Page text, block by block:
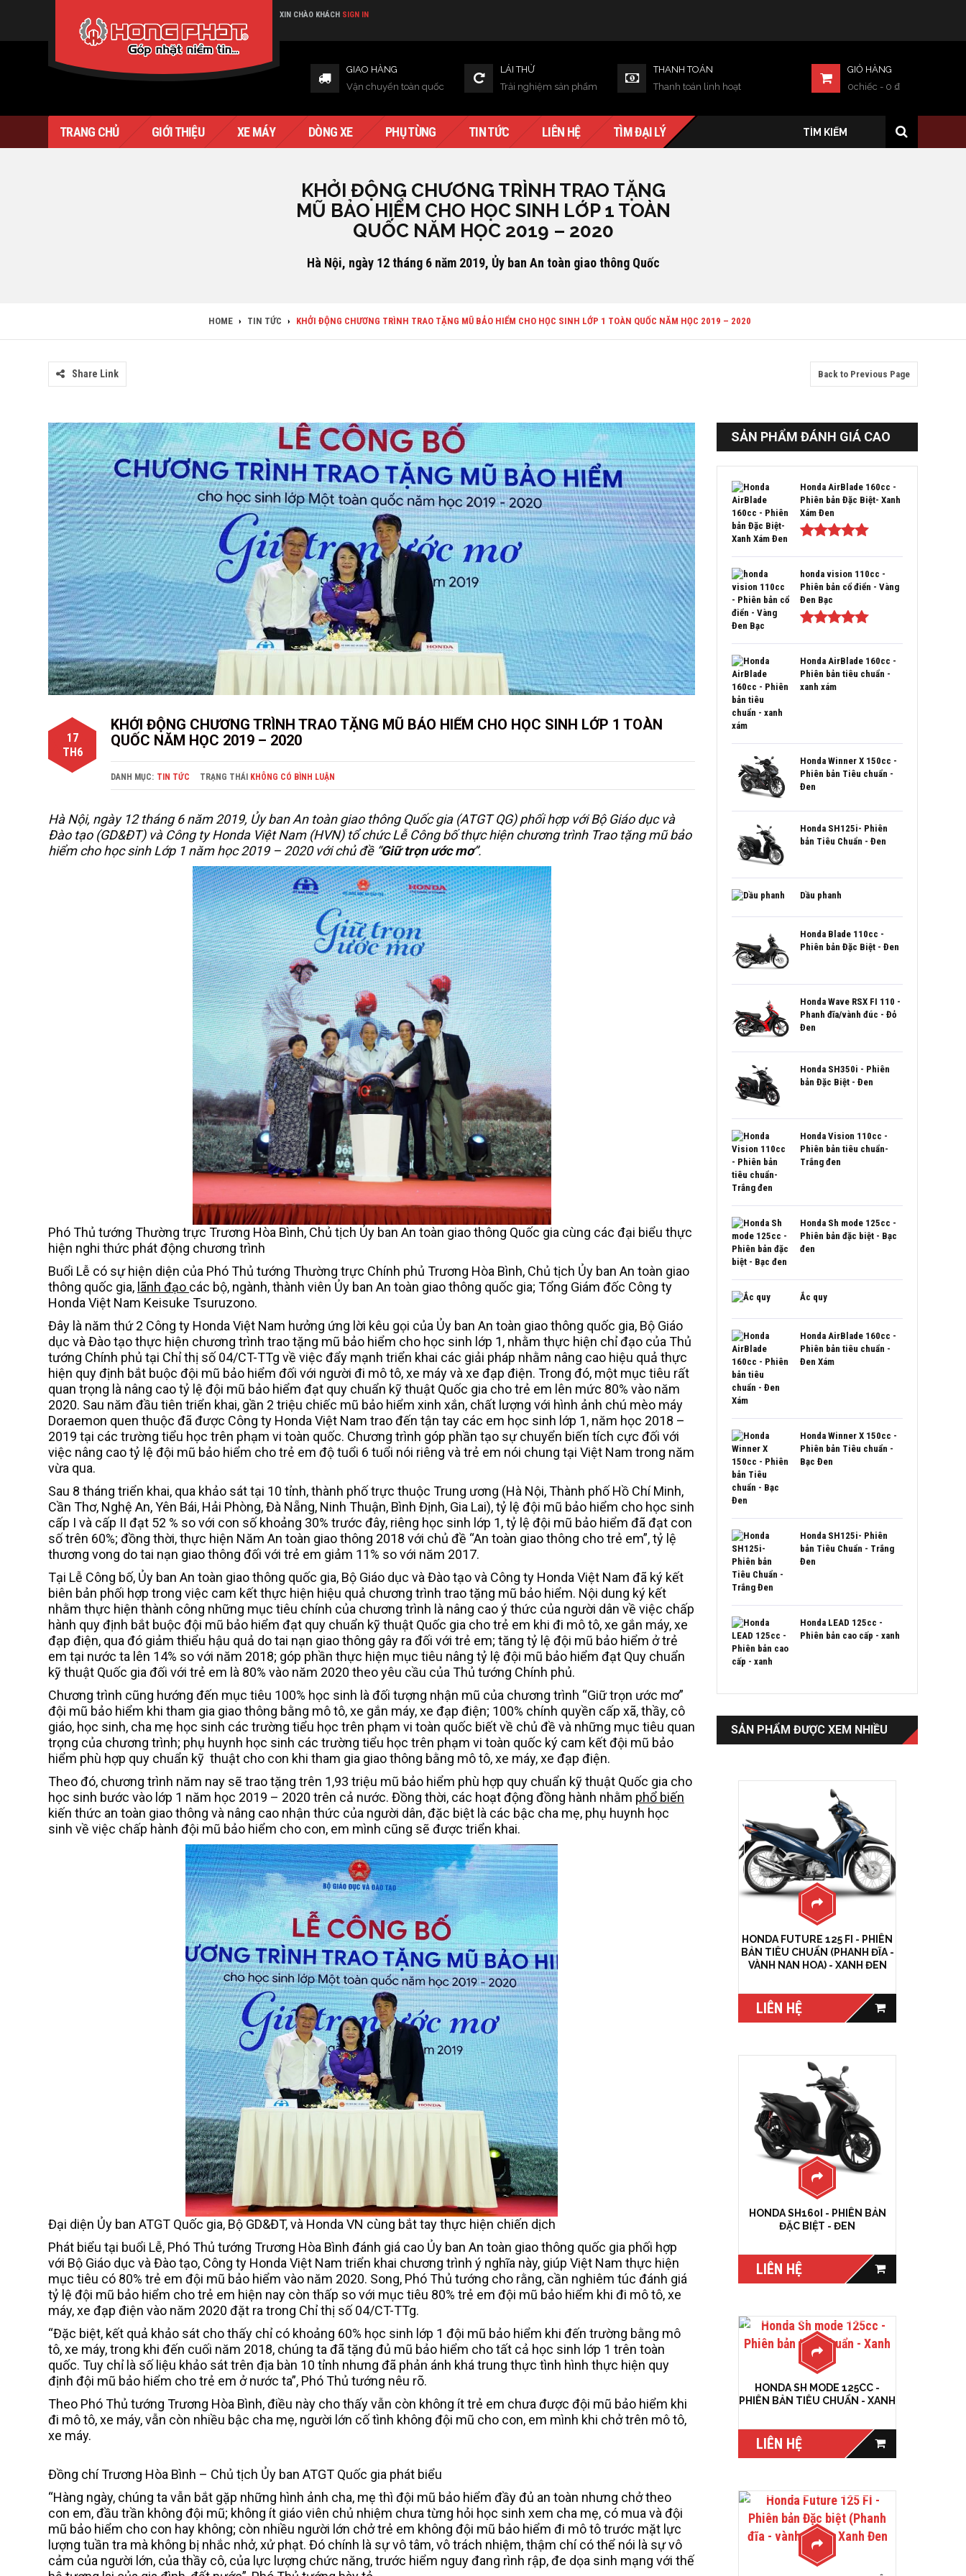
VeradoXIN CHÀO KHÁCH SIGN IN
GIAO HÀNG
Vận chuyển toàn quốc
LÁI THỬ
Trải nghiệm sản phẩm
THANH TOÁN
Thanh toán linh hoạt
GIỎ HÀNG
0chiếc - 0 ₫
TRANG CHỦ GIỚI THIỆU XE MÁY DÒNG XE PHỤ TÙNG TIN TỨC LIÊN HỆ TÌM ĐẠI LÝ
KHỞI ĐỘNG CHƯƠNG TRÌNH TRAO TẶNG
MŨ BẢO HIỂM CHO HỌC SINH LỚP 1 TOÀN
QUỐC NĂM HỌC 2019 – 2020
Hà Nội, ngày 12 tháng 6 năm 2019, Ủy ban An toàn giao thông Quốc
HOME › TIN TỨC › KHỞI ĐỘNG CHƯƠNG TRÌNH TRAO TẶNG MŨ BẢO HIỂM CHO HỌC SINH LỚP 1 TOÀN QUỐC NĂM HỌC 2019 – 2020
Share Link Back to Previous Page
17
TH6
KHỞI ĐỘNG CHƯƠNG TRÌNH TRAO TẶNG MŨ BẢO HIỂM CHO HỌC SINH LỚP 1 TOÀN
QUỐC NĂM HỌC 2019 – 2020
DANH MỤC: TIN TỨC TRẠNG THÁI KHÔNG CÓ BÌNH LUẬN
Hà Nội, ngày 12 tháng 6 năm 2019, Ủy ban An toàn giao thông Quốc gia (ATGT QG) phối hợp với Bộ Giáo dục và
Đào tạo (GD&ĐT) và Công ty Honda Việt Nam (HVN) tổ chức Lễ Công bố thực hiện chương trình Trao tặng mũ bảo
hiểm cho học sinh Lớp 1 năm học 2019 – 2020 với chủ đề “Giữ trọn ước mơ”.
Phó Thủ tướng Thường trực Trương Hòa Bình, Chủ tịch Ủy ban An toàn giao thông Quốc gia cùng các đại biểu thực
hiện nghi thức phát động chương trình
Buổi Lễ có sự hiện diện của Phó Thủ tướng Thường trực Chính phủ Trương Hòa Bình, Chủ tịch Ủy ban An toàn giao
thông quốc gia, lãnh đạo các bộ, ngành, thành viên Ủy ban An toàn giao thông quốc gia; Tổng Giám đốc Công ty
Honda Việt Nam Keisuke Tsuruzono.
Đây là năm thứ 2 Công ty Honda Việt Nam hưởng ứng lời kêu gọi của Ủy ban An toàn giao thông quốc gia, Bộ Giáo
dục và Đào tạo thực hiện chương trình trao tặng mũ bảo hiểm cho học sinh lớp 1, nhằm thực hiện chỉ đạo của Thủ
tướng Chính phủ tại Chỉ thị số 04/CT-TTg về việc đẩy mạnh triển khai các giải pháp nhằm nâng cao hiệu quả thực
hiện quy định bắt buộc đội mũ bảo hiểm đối với người đi mô tô, xe máy và xe đạp điện. Trong đó, một mục tiêu rất
quan trọng là nâng cao tỷ lệ đội mũ bảo hiểm đạt quy chuẩn kỹ thuật Quốc gia cho trẻ em lên mức 80% vào năm
2020. Sau năm đầu tiên triển khai, gần 2 triệu chiếc mũ bảo hiểm xinh xắn, chất lượng với hình ảnh chú mèo máy
Doraemon quen thuộc đã được Công ty Honda Việt Nam trao đến tận tay các em học sinh lớp 1, năm học 2018 –
2019 tại các trường tiểu học trên phạm vi toàn quốc. Chương trình góp phần tạo sự chuyển biến tích cực đối với
việc nâng cao tỷ lệ đội mũ bảo hiểm cho trẻ em độ tuổi 6 tuổi nói riêng và trẻ em nói chung tại Việt Nam trong năm
vừa qua.
Sau 8 tháng triển khai, qua khảo sát tại 10 tỉnh, thành phố trực thuộc Trung ương (Hà Nội, Thành phố Hồ Chí Minh,
Cần Thơ, Nghệ An, Yên Bái, Hải Phòng, Đà Nẵng, Ninh Thuận, Bình Định, Gia Lai), tỷ lệ đội mũ bảo hiểm cho học sinh
cấp I và cấp II đạt 52 % so với con số khoảng 30% trước đây, riêng học sinh lớp 1, tỷ lệ đội mũ bảo hiểm đã đạt con
số trên 60%; đồng thời, thực hiện Năm An toàn giao thông 2018 với chủ đề “An toàn giao thông cho trẻ em”, tỷ lệ
thương vong do tai nạn giao thông đối với trẻ em giảm 11% so với năm 2017.
Tại Lễ Công bố, Ủy ban An toàn giao thông quốc gia, Bộ Giáo dục và Đào tạo và Công ty Honda Việt Nam đã ký kết
biên bản phối hợp trong việc cam kết thực hiện hiệu quả chương trình trao tặng mũ bảo hiểm. Nội dung ký kết
nhằm thực hiện thành công những mục tiêu chính của chương trình là nâng cao ý thức của người dân về việc chấp
hành quy định bắt buộc đội mũ bảo hiểm đạt quy chuẩn kỹ thuật Quốc gia cho trẻ em khi đi mô tô, xe gắn máy, xe
đạp điện, qua đó giảm thiểu hậu quả do tai nạn giao thông gây ra đối với trẻ em; tăng tỷ lệ đội mũ bảo hiểm ở trẻ
em tại nước ta lên 14% so với năm 2018; góp phần thực hiện mục tiêu nâng tỷ lệ đội mũ bảo hiểm đạt Quy chuẩn
kỹ thuật Quốc gia đối với trẻ em là 80% vào năm 2020 theo yêu cầu của Thủ tướng Chính phủ.
Chương trình cũng hướng đến mục tiêu 100% học sinh là đối tượng nhận mũ của chương trình “Giữ trọn ước mơ”
đội mũ bảo hiểm khi tham gia giao thông bằng mô tô, xe gắn máy, xe đạp điện; 100% chính quyền cấp xã, thầy, cô
giáo, học sinh, cha mẹ học sinh các trường tiểu học trên phạm vi toàn quốc biết về chủ đề và những mục tiêu quan
trọng của chương trình; phụ huynh học sinh các trường tiểu học trên phạm vi toàn quốc ký cam kết đội mũ bảo
hiểm phù hợp quy chuẩn kỹ thuật cho con khi tham gia giao thông bằng mô tô, xe máy, xe đạp điện.
Theo đó, chương trình năm nay sẽ trao tặng trên 1,93 triệu mũ bảo hiểm phù hợp quy chuẩn kỹ thuật Quốc gia cho
học sinh bước vào lớp 1 năm học 2019 – 2020 trên cả nước. Đồng thời, các hoạt động đồng hành nhằm phổ biến
kiến thức an toàn giao thông và nâng cao nhận thức của người dân, đặc biệt là các bậc cha mẹ, phụ huynh học
sinh về việc chấp hành đội mũ bảo hiểm cho con, em mình cũng sẽ được triển khai.
Đại diện Ủy ban ATGT Quốc gia, Bộ GD&ĐT, và Honda VN cùng bắt tay thực hiện chiến dịch
Phát biểu tại buổi Lễ, Phó Thủ tướng Trương Hòa Bình đánh giá cao Ủy ban An toàn giao thông quốc gia phối hợp
với Bộ Giáo dục và Đào tạo, Công ty Honda Việt Nam triển khai chương trình ý nghĩa này, giúp Việt Nam thực hiện
mục tiêu có 80% trẻ em đội mũ bảo hiểm vào năm 2020. Song, Phó Thủ tướng cho rằng, cần nghiêm túc đánh giá
tỷ lệ đội mũ bảo hiểm cho trẻ em hiện nay còn thấp so với mục tiêu 80% trẻ em đội mũ bảo hiểm khi đi mô tô, xe
máy, xe đạp điện vào năm 2020 đặt ra trong Chỉ thị số 04/CT-TTg.
“Đặc biệt, kết quả khảo sát cho thấy chỉ có khoảng 60% học sinh lớp 1 đội mũ bảo hiểm khi đến trường bằng mô
tô, xe máy, trong khi đến cuối năm 2018, chúng ta đã tặng đủ mũ bảo hiểm cho tất cả học sinh lớp 1 trên toàn
quốc. Tuy chỉ là số liệu khảo sát trên địa bàn 10 tỉnh nhưng đã phản ánh khá trung thực tình hình thực hiện quy
định đội mũ bảo hiểm cho trẻ em ở nước ta”, Phó Thủ tướng nêu rõ.
Theo Phó Thủ tướng Trương Hòa Bình, điều này cho thấy vẫn còn không ít trẻ em chưa được đội mũ bảo hiểm khi
đi mô tô, xe máy, vẫn còn nhiều bậc cha mẹ, người lớn cố tình không đội mũ cho con, em mình khi chở trên mô tô,
xe máy.
Đồng chí Trương Hòa Bình – Chủ tịch Ủy ban ATGT Quốc gia phát biểu
“Hàng ngày, chúng ta vẫn bắt gặp những hình ảnh cha, mẹ thì đội mũ bảo hiểm đầy đủ an toàn nhưng chở theo
con em, đầu trần không đội mũ; không ít giáo viên chủ nhiệm chưa từng hỏi học sinh xem cha mẹ, có mua và đội
mũ bảo hiểm cho con hay không; còn nhiều người lớn chở trẻ em không đội mũ bảo hiểm đi mô tô trước mặt lực
lượng tuần tra mà không bị nhắc nhở, xử phạt. Đó chính là sự vô tâm, vô trách nhiệm, thậm chí có thể nói là sự vô
cảm của người lớn, của thầy cô, của lực lượng chức năng, trước hiểm nguy đang rình rập, đe dọa sinh mạng với thế
SẢN PHẨM ĐÁNH GIÁ CAO
Honda AirBlade 160cc -
Phiên bản Đặc Biệt- Xanh
Xám Đen
sao
honda vision 110cc -
Phiên bản cổ điển - Vàng
Đen Bạc
sao
Honda AirBlade 160cc -
Phiên bản tiêu chuẩn -
xanh xám
Honda Winner X 150cc -
Phiên bản Tiêu chuẩn -
Đen
Honda SH125i- Phiên
bản Tiêu Chuẩn - Đen
Dầu phanh
Honda Blade 110cc -
Phiên bản Đặc Biệt - Đen
Honda Wave RSX FI 110 -
Phanh đĩa/vành đúc - Đỏ
Đen
Honda SH350i - Phiên
bản Đặc Biệt - Đen
Honda Vision 110cc -
Phiên bản tiêu chuẩn-
Trắng đen
Honda Sh mode 125cc -
Phiên bản đặc biệt - Bạc
đen
Ắc quy
Honda AirBlade 160cc -
Phiên bản tiêu chuẩn -
Đen Xám
Honda Winner X 150cc -
Phiên bản Tiêu chuẩn -
Bạc Đen
Honda SH125i- Phiên
bản Tiêu Chuẩn - Trắng
Đen
Honda LEAD 125cc -
Phiên bản cao cấp - xanh
SẢN PHẨM ĐƯỢC XEM NHIỀU
HONDA FUTURE 125 FI - PHIÊN
BẢN TIÊU CHUẨN (PHANH ĐĨA -
VÀNH NAN HOA) - XANH ĐEN
LIÊN HỆ
HONDA SH160I - PHIÊN BẢN
ĐẶC BIỆT - ĐEN
LIÊN HỆ
HONDA SH MODE 125CC -
PHIÊN BẢN TIÊU CHUẨN - XANH
LIÊN HỆ